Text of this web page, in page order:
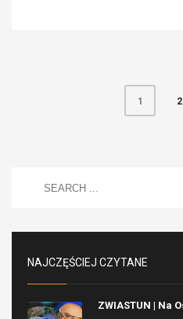
1 2
NAJCZĘŚCIEJ CZYTANE
ZWIASTUN | Na